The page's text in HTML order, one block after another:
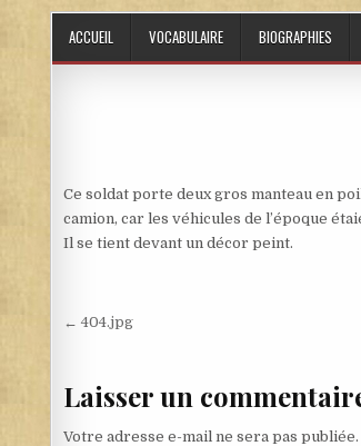
ACCUEIL VOCABULAIRE BIOGRAPHIES
Ce soldat porte deux gros manteau en
camion, car les véhicules de l’époque
Il se tient devant un décor peint.
Navigation de l’article
← 404.jpg
Laisser un
Votre adresse e-mail ne sera pas publiée.